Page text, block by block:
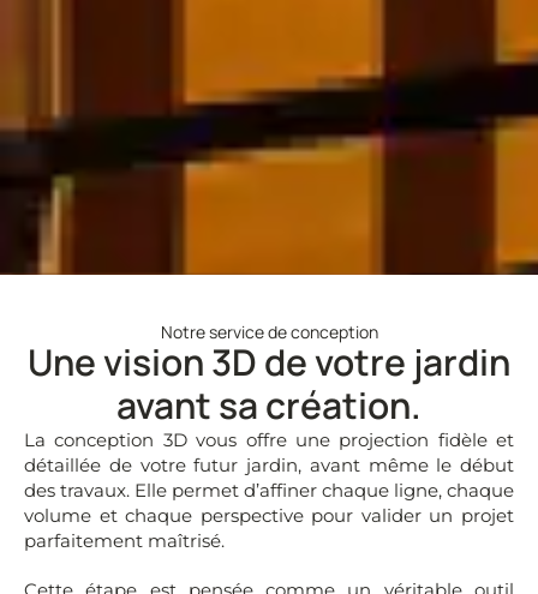
Notre service de conception
Une vision 3D de votre jardin
avant sa création.
La conception 3D vous offre une projection fidèle et
détaillée de votre futur jardin, avant même le début
des travaux. Elle permet d’affiner chaque ligne, chaque
volume et chaque perspective pour valider un projet
parfaitement maîtrisé.